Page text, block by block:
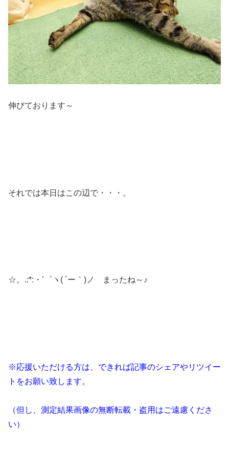
伸びております～
それでは本日はこの辺で・・・。
☆。.:*:・’゜ヽ( ´ー｀)ノ まったね～♪
※応援いただける方は、できれば記事のシェアやリツイー
トをお願い致します。
（但し、測定結果画像の無断転載・盗用はご遠慮くださ
い）